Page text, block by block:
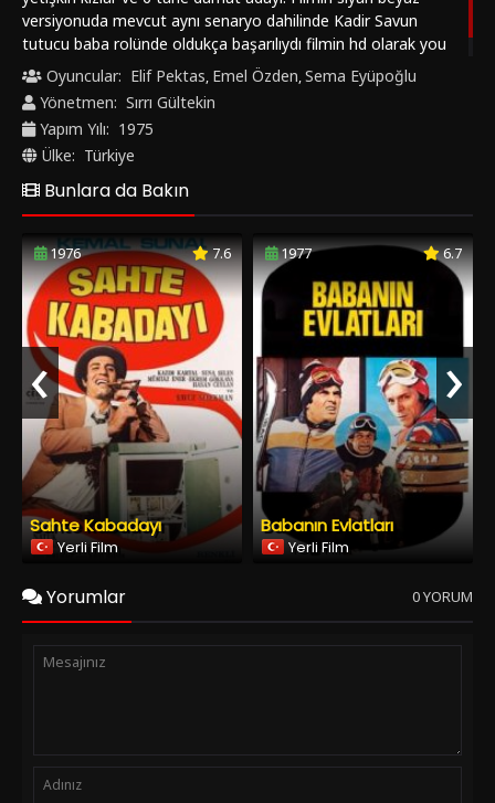
1976 7.6
Sahte Kabadayı
Yerli Film
1977
Babanın Evlatları
Yerli Film
‹
Yorumlar 0 YORUM
Tüm Hakları Saklıdır